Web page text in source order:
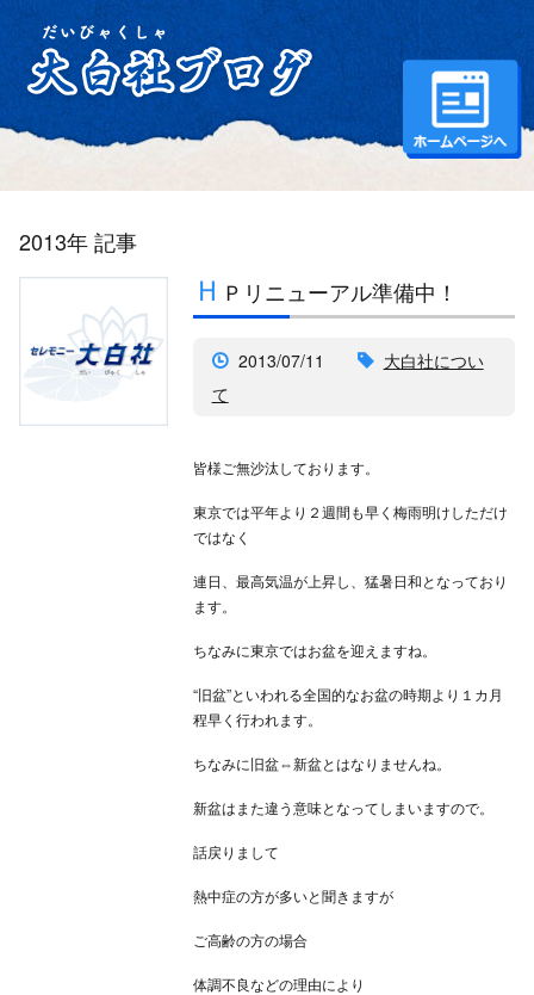
2013年 記事
Ｈ Ｐリニューアル準備中！
2013/07/11
大白社につい
て
皆様ご無沙汰しております。
東京では平年より２週間も早く梅雨明けしただけ
ではなく
連日、最高気温が上昇し、猛暑日和となっており
ます。
ちなみに東京ではお盆を迎えますね。
“旧盆”といわれる全国的なお盆の時期より１カ月
程早く行われます。
ちなみに旧盆⇔新盆とはなりませんね。
新盆はまた違う意味となってしまいますので。
話戻りまして
熱中症の方が多いと聞きますが
ご高齢の方の場合
体調不良などの理由により